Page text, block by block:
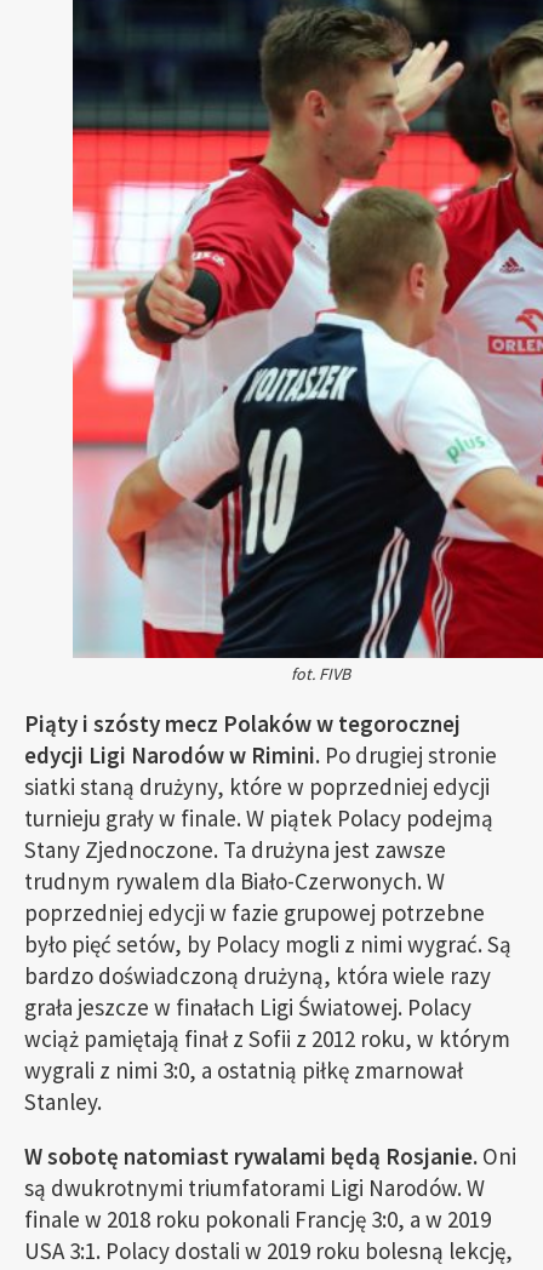
fot. FIVB
Piąty i szósty mecz Polaków w tegorocznej
edycji Ligi Narodów w Rimini. Po drugiej stronie
siatki staną drużyny, które w poprzedniej edycji
turnieju grały w finale. W piątek Polacy podejmą
Stany Zjednoczone. Ta drużyna jest zawsze
trudnym rywalem dla Biało-Czerwonych. W
poprzedniej edycji w fazie grupowej potrzebne
było pięć setów, by Polacy mogli z nimi wygrać. Są
bardzo doświadczoną drużyną, która wiele razy
grała jeszcze w finałach Ligi Światowej. Polacy
wciąż pamiętają finał z Sofii z 2012 roku, w którym
wygrali z nimi 3:0, a ostatnią piłkę zmarnował
Stanley.
W sobotę natomiast rywalami będą Rosjanie. Oni
są dwukrotnymi triumfatorami Ligi Narodów. W
finale w 2018 roku pokonali Francję 3:0, a w 2019
USA 3:1. Polacy dostali w 2019 roku bolesną lekcję,